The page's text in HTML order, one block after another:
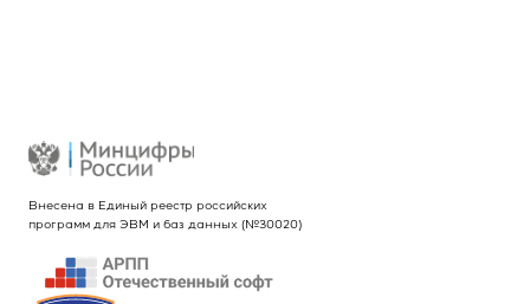
Внесена в Единый реестр российских
программ для ЭВМ и баз данных (№30020)